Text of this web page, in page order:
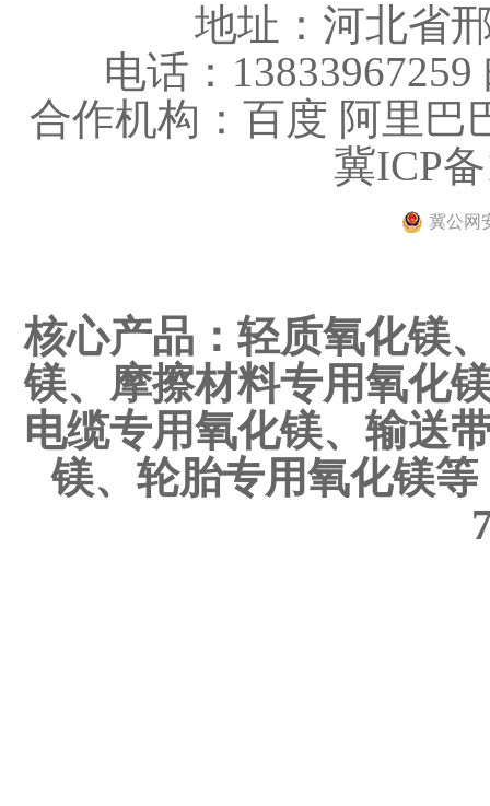
地址：河北省
电话：13833967259
合作机构：百度 阿里
冀ICP
冀公网
核心产品：轻质氧化镁
镁、 摩擦材料专用氧化
电缆专用氧化镁、 输送
镁、 轮胎专用氧化镁等